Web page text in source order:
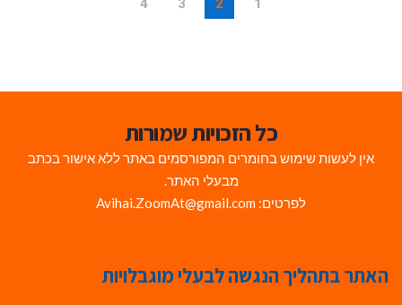
כל הזכויות שמורות
אין לעשות שימוש בחומרים המפורסמים באתר ללא אישור בכתב
מבעלי האתר.
לפרטים: Avihai.ZoomAt@gmail.com
האתר בתהליך הנגשה לבעלי מוגבלויות